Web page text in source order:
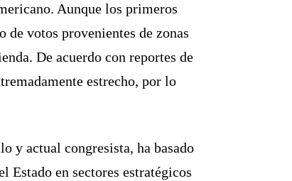
Aunque los primeros
votos provenientes de zonas
De acuerdo con reportes de
estrecho, por lo
y actual congresista, ha basado
Estado en sectores estratégicos